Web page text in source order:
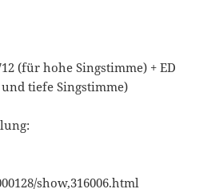
(für hohe Singstimme) + ED
tiefe Singstimme)
show,316006.html